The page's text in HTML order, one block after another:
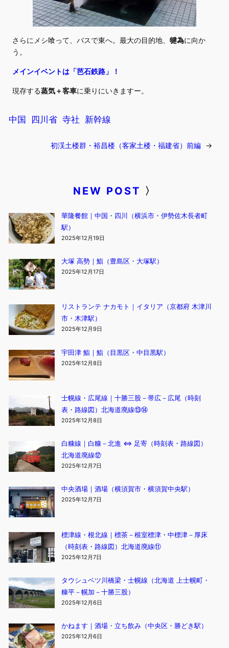
さらにメシ喰って、バスで東へ。最大の目的地、 犍為に向か
う。
メインイベントは「芭石鉄路」！
現存する蒸気＋客車に乗りにいきますー。
中国 四川省 寺社 新幹線
初渓土楼群・裕昌楼（客家土楼・福建省）前編 →
NEW POST 〉
華隆餐館｜中国・四川（横浜市・伊勢佐木長者町
駅）
2025年12月19日
大塚 高勢｜鮨（豊島区・大塚駅）
2025年12月17日
リストランテ ナカモト｜イタリア（京都府 木津川
市・木津駅）
2025年12月9日
宇田津 鮨｜鮨（目黒区・中目黒駅）
2025年12月8日
士幌線・広尾線｜十勝三股－帯広－広尾（時刻
表・路線図）北海道廃線⑬⑭
2025年12月8日
白糠線｜白糠－北進 ⇔ 足寄（時刻表・路線図）
北海道廃線⑫
2025年12月7日
中央酒場｜酒場（横須賀市・横須賀中央駅）
2025年12月7日
標津線・根北線｜標茶－根室標津・中標津－厚床
（時刻表・路線図）北海道廃線⑪
2025年12月7日
タウシュベツ川橋梁・士幌線（北海道 上士幌町・
糠平－幌加－十勝三股）
2025年12月6日
かねます｜酒場・立ち飲み（中央区・勝どき駅）
2025年12月6日